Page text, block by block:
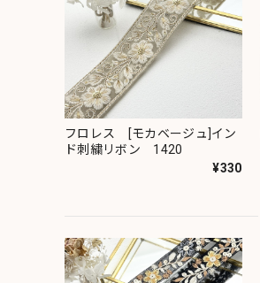
フロレス [モカベージュ]イン
ド刺繍リボン 1420
¥330